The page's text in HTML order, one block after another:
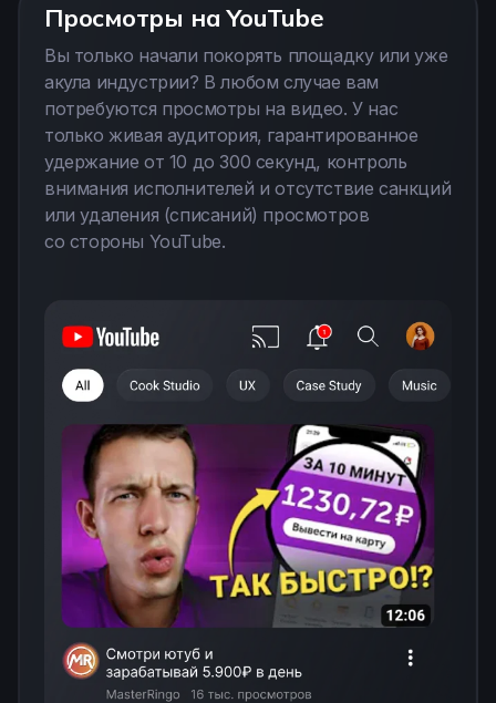
Просмотры на YouTube
Вы только начали покорять площадку или уже
акула индустрии? В любом случае вам
потребуются просмотры на видео. У нас
только живая аудитория, гарантированное
удержание от 10 до 300 секунд, контроль
внимания исполнителей и отсутствие санкций
или удаления (списаний) просмотров
со стороны YouTube.